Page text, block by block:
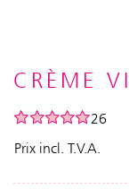
CRÈME
26
Prix incl. T.V.A.